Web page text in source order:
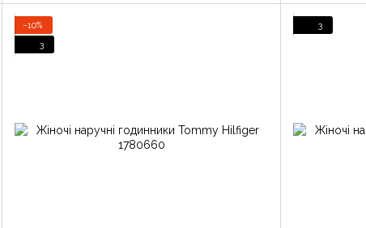
−10%
3
3